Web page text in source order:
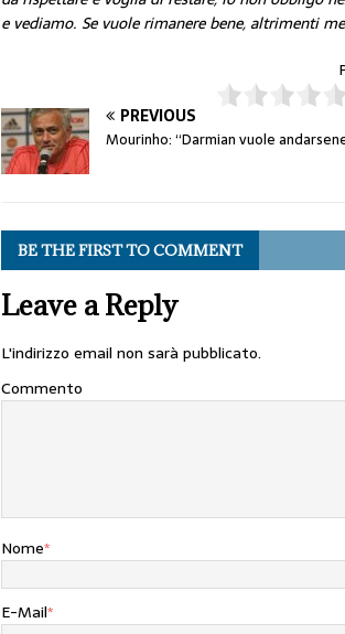
e vediamo. Se vuole rimanere bene, altrimenti
PREVIOUS
Mourinho: “Darmian vuole
BE THE FIRST TO COMMENT
Leave a Reply
L'indirizzo email non sarà pubblicato.
Commento
Nome*
E-Mail*